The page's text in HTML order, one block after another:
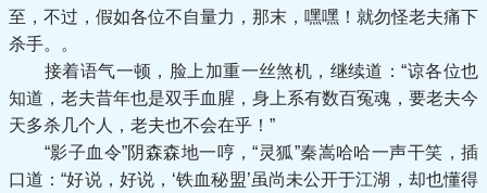
至，不过，假如各位不自量力，那末，嘿嘿！就勿怪老夫痛下
杀手。。
接着语气一顿，脸上加重一丝煞机，继续道：“谅各位也
知道，老夫昔年也是双手血腥，身上系有数百冤魂，要老夫今
天多杀几个人，老夫也不会在乎！”
“影子血令”阴森森地一哼，“灵狐”秦嵩哈哈一声干笑，插
口道：“好说，好说，‘铁血秘盟’虽尚未公开于江湖，却也懂得